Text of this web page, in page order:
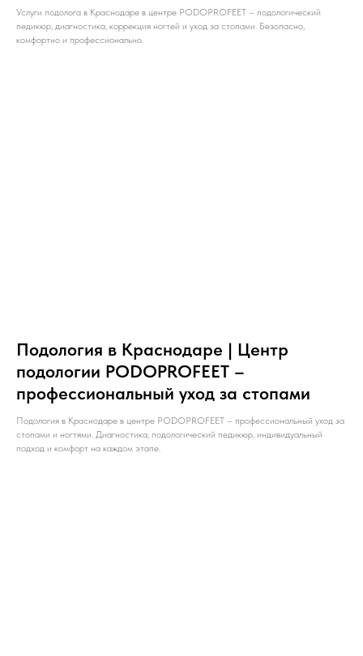
Услуги подолога в Краснодаре в центре PODOPROFEET – подологический
педикюр, диагностика, коррекция ногтей и уход за стопами. Безопасно,
комфортно и профессионально.
Подология в Краснодаре | Центр
подологии PODOPROFEET –
профессиональный уход за стопами
Подология в Краснодаре в центре PODOPROFEET – профессиональный уход за
стопами и ногтями. Диагностика, подологический педикюр, индивидуальный
подход и комфорт на каждом этапе.